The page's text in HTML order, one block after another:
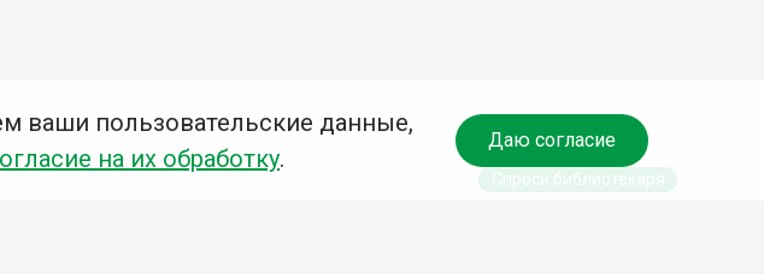
ваши пользовательские данные,
на их обработку.
Даю согласие
Спроси библиотекаря